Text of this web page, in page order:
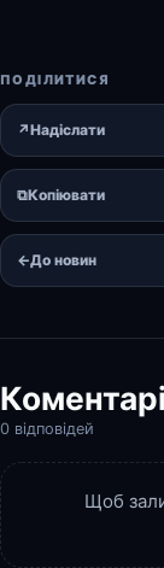
ПОДІЛИТИСЯ
↗Надіслати
⧉Копіювати
←До новин
Коментарі
0 відповідей
Щоб